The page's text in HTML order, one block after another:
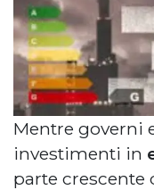
Mentre governi
investimenti in
parte